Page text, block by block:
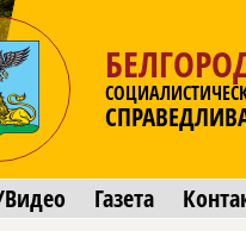
Газета